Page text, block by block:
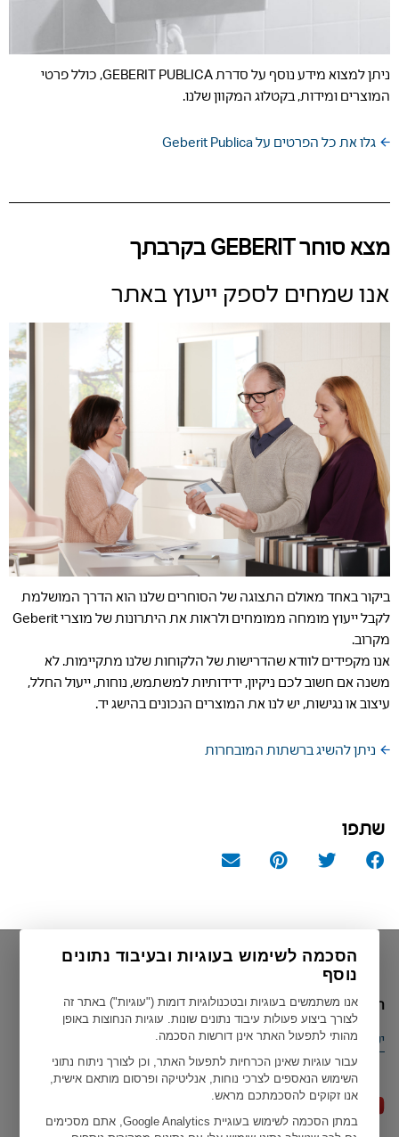
ניתן למצוא מידע נוסף על סדרת GEBERIT PUBLICA, כולל פרטי
המוצרים ומידות, בקטלוג המקוון שלנו.
גלו את כל הפרטים על Geberit Publica
מצא סוחר GEBERIT בקרבתך
אנו שמחים לספק ייעוץ באתר
ביקור באחד מאולם התצוגה של הסוחרים שלנו הוא הדרך המושלמת
לקבל ייעוץ מומחה ממומחים ולראות את היתרונות של מוצרי Geberit
מקרוב.
אנו מקפידים לוודא שהדרישות של הלקוחות שלנו מתקיימות. לא
משנה אם חשוב לכם ניקיון, ידידותיות למשתמש, נוחות, ייעול החלל,
עיצוב או נגישות, יש לנו את המוצרים הנכונים בהישג יד.
ניתן להשיג ברשתות המובחרות
שתפו
הסכמה לשימוש בעוגיות ובעיבוד נתונים
נוסף
אנו משתמשים בעוגיות ובטכנולוגיות דומות ("עוגיות") באתר זה
לצורך ביצוע פעולות עיבוד נתונים שונות. עוגיות הנחוצות באופן
מהותי לתפעול האתר אינן דורשות הסכמה.
עבור עוגיות שאינן הכרחיות לתפעול האתר, וכן לצורך ניתוח נתוני
השימוש הנאספים לצרכי נוחות, אנליטיקה ופרסום מותאם אישית,
אנו זקוקים להסכמתכם מראש.
במתן הסכמה לשימוש בעוגיית Google Analytics, אתם מסכימים
הארץ הנוכחית שלך
ישראל